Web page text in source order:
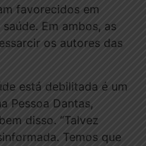
favorecidos em
Em ambos, as
os autores das
está debilitada é um
Pessoa Dantas,
disso. “Talvez
Temos que